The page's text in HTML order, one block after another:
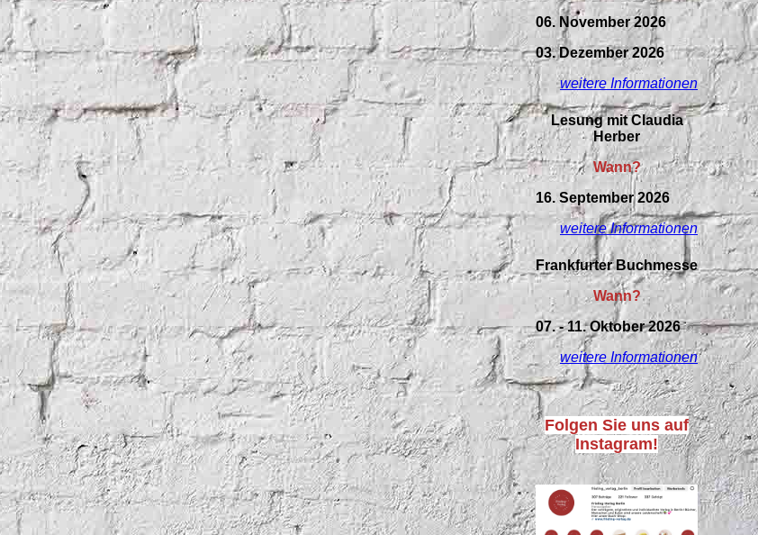
06. November 2026
03. Dezember 2026
weitere Informationen
Lesung mit Claudia
Herber
Wann?
16. September 2026
weitere Informationen
Frankfurter Buchmesse
Wann?
07. - 11. Oktober 2026
weitere Informationen
Folgen Sie uns auf
Instagram!